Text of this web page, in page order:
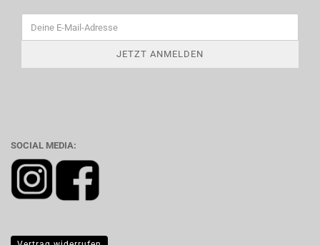
SOCIAL MEDIA: